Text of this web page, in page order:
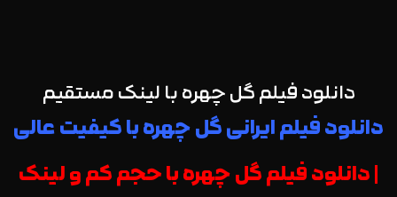
دانلود فیلم گل چهره با لینک مستقیم
دانلود فیلم ایرانی گل چهره با کیفیت عالی
| دانلود فیلم گل چهره با حجم کم و لینک